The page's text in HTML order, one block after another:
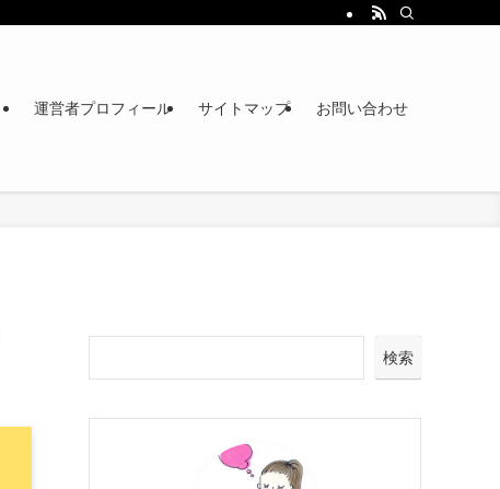
運営者プロフィール サイトマップ お問い合わせ
検索